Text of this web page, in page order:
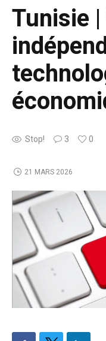
Tunisie
Stop! 3 0
21 MARS 2026